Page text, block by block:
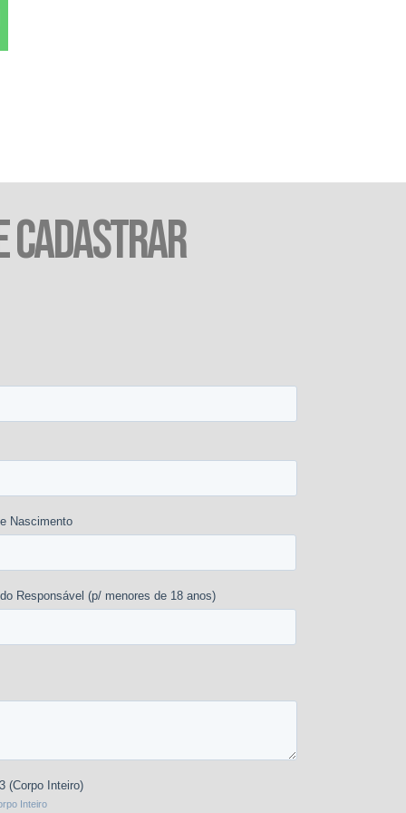
CADASTRAR